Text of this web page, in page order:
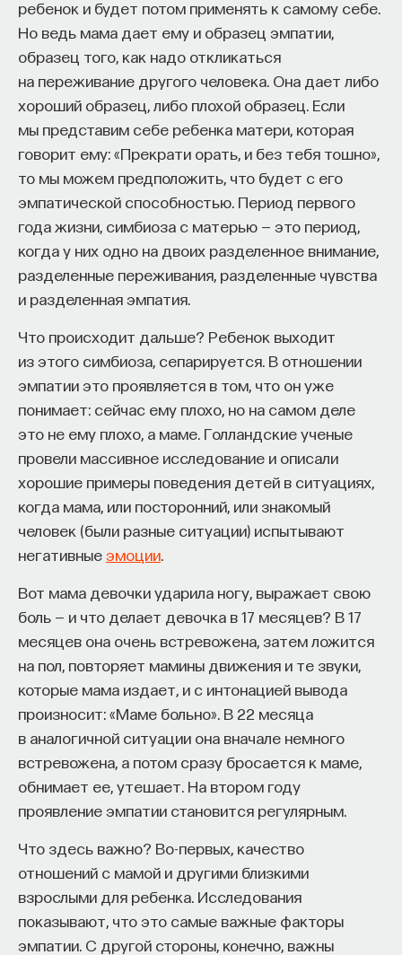
ребенок и будет потом применять к самому себе.
Но ведь мама дает ему и образец эмпатии,
образец того, как надо откликаться
на переживание другого человека. Она дает либо
хороший образец, либо плохой образец. Если
мы представим себе ребенка матери, которая
говорит ему: «Прекрати орать, и без тебя тошно»,
то мы можем предположить, что будет с его
эмпатической способностью. Период первого
года жизни, симбиоза с матерью — это период,
когда у них одно на двоих разделенное внимание,
разделенные переживания, разделенные чувства
и разделенная эмпатия.
Что происходит дальше? Ребенок выходит
из этого симбиоза, сепарируется. В отношении
эмпатии это проявляется в том, что он уже
понимает: сейчас ему плохо, но на самом деле
это не ему плохо, а маме. Голландские ученые
провели массивное исследование и описали
хорошие примеры поведения детей в ситуациях,
когда мама, или посторонний, или знакомый
человек (были разные ситуации) испытывают
негативныеэмоции
Вот мама девочки ударила ногу, выражает свою
боль — и что делает девочка в 17 месяцев? В 17
месяцев она очень встревожена, затем ложится
на пол, повторяет мамины движения и те звуки,
которые мама издает, и с интонацией вывода
произносит: «Маме больно». В 22 месяца
в аналогичной ситуации она вначале немного
встревожена, а потом сразу бросается к маме,
обнимает ее, утешает. На втором году
проявление эмпатии становится регулярным.
Что здесь важно? Во-первых, качество
отношений с мамой и другими близкими
взрослыми для ребенка. Исследования
показывают, что это самые важные факторы
эмпатии. С другой стороны, конечно, важны
набирается опыта, сервис предлагает вебинары
и индивидуальные консультации, чтобы понять,
как развить необходимые навыки. Позднее будет
запущена серия спецпроектов, рассказывающих
о разных индустриях и их устройстве.​
Если у вас есть STEM-образование или опыт
в исследовательской сфере — это ваш шанс
выйти на глобальный уровень. Помогите вместе
приблизить Четвёртую индустриальную
революцию и найти своё место в инновационном
будущем! ​
Заполните анкету и загрузите своё резюме,
чтобы стать участником программы:
https://postnauka.org/link/tal1125_blog1
11/24/2025
НАД МАТЕРИАЛОМ РАБОТАЛИ
ПостНаука
команда ПостНауки
Сения Долгачева
редактор ПостНауки
ТЕХНОЛОГИИ
644 публикации
ТЕХНОЛОГИИ МАТЕМАТИКА ОБРАЗОВАНИЕ
НАУКА БИОТЕХНОЛОГИИ
ПРОГРАММНАЯ ИНЖЕНЕРИЯ ТОЧНЫЕ НАУКИ